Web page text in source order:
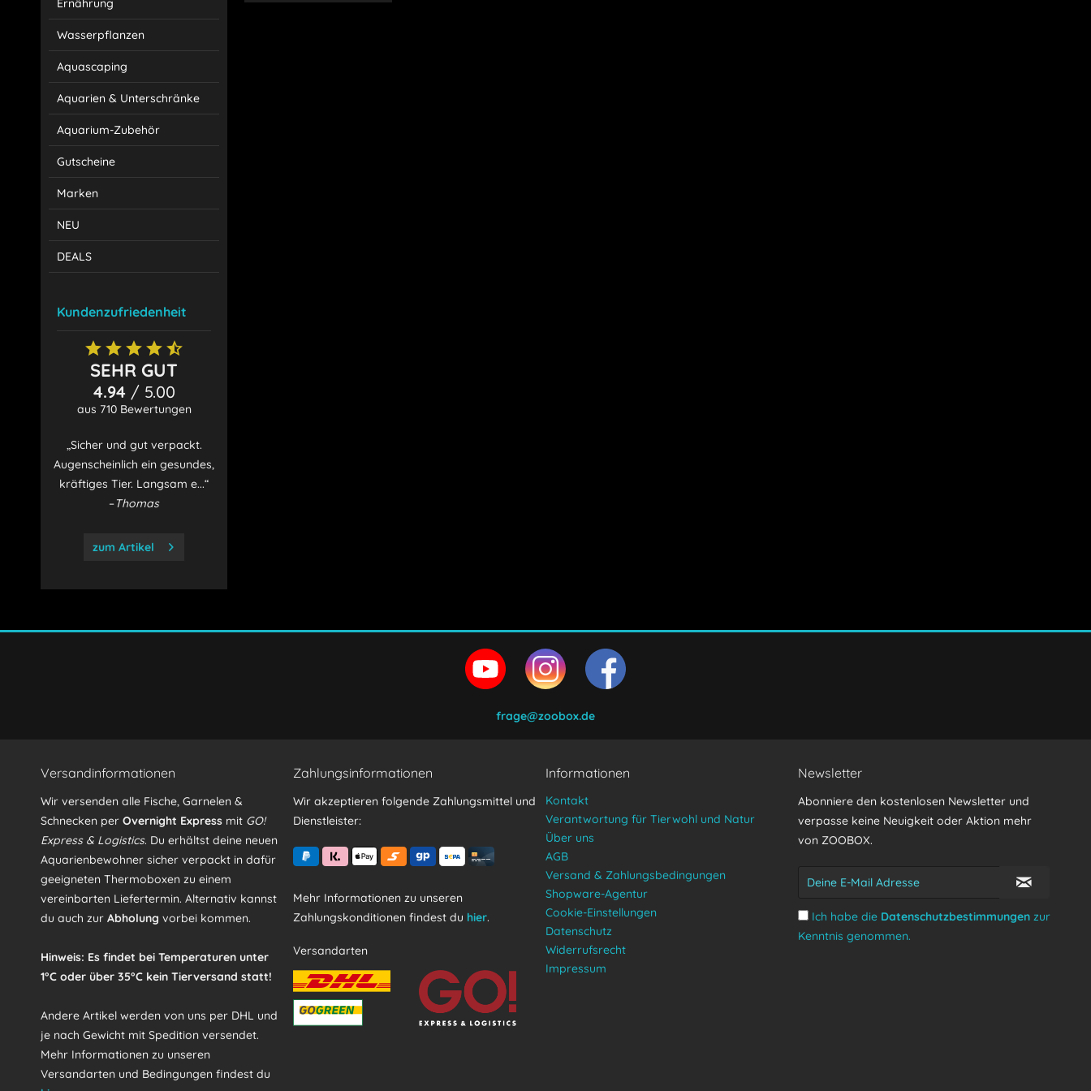
Ernährung
Wasserpflanzen
Aquascaping
Aquarien & Unterschränke
Aquarium-Zubehör
Gutscheine
Marken
NEU
DEALS
Kundenzufriedenheit
SEHR GUT
4.94/ 5.00
aus 710 Bewertungen
„Sicher und gut verpackt.
Augenscheinlich ein gesundes,
kräftiges Tier. Langsam e...“
–Thomas
zum Artikel
frage@zoobox.de
Versandinformationen
Wir versenden alle Fische, Garnelen &
Schnecken per Overnight Express mit GO!
Express & Logistics. Du erhältst deine neuen
Aquarienbewohner sicher verpackt in dafür
geeigneten Thermoboxen zu einem
vereinbarten Liefertermin. Alternativ kannst
du auch zur Abholung vorbei kommen.
Hinweis: Es findet bei Temperaturen unter
1°C oder über 35°C kein Tierversand statt!
Andere Artikel werden von uns per DHL und
je nach Gewicht mit Spedition versendet.
Mehr Informationen zu unseren
Versandarten und Bedingungen findest du
Zahlungsinformationen
Wir akzeptieren folgende Zahlungsmittel und
Dienstleister:
Mehr Informationen zu unseren
Zahlungskonditionen findest du hier.
Versandarten
Informationen
Kontakt
Verantwortung für Tierwohl und Natur
Über uns
AGB
Versand & Zahlungsbedingungen
Shopware-Agentur
Cookie-Einstellungen
Datenschutz
Widerrufsrecht
Impressum
Newsletter
Abonniere den kostenlosen Newsletter und
verpasse keine Neuigkeit oder Aktion mehr
von ZOOBOX.
Ich habe die Datenschutzbestimmungen zur
Kenntnis genommen.